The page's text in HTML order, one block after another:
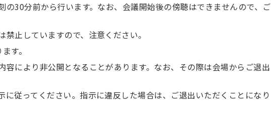
の30分前から行います。なお、会議開始後の傍聴はできませんので、ご
止していますので、注意ください。
す。
容により非公開となることがあります。なお、その際は会場からご退出
に従ってください。指示に違反した場合は、ご退出いただくことになり